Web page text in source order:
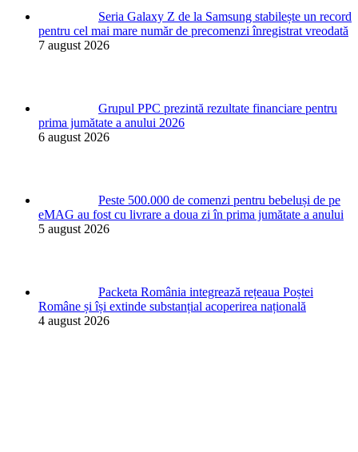
Seria Galaxy Z de la Samsung stabilește un record
pentru cel mai mare număr de precomenzi înregistrat vreodată
7 august 2026
Grupul PPC prezintă rezultate financiare pentru
prima jumătate a anului 2026
6 august 2026
Peste 500.000 de comenzi pentru bebeluși de pe
eMAG au fost cu livrare a doua zi în prima jumătate a anului
5 august 2026
Packeta România integrează rețeaua Poștei
Române și își extinde substanțial acoperirea națională
4 august 2026